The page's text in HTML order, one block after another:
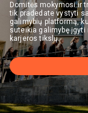
Domitės mokymosi ir
tik pradedate vystyti
galimybių platformą,
suteikia galimybę
karjeros tikslų.